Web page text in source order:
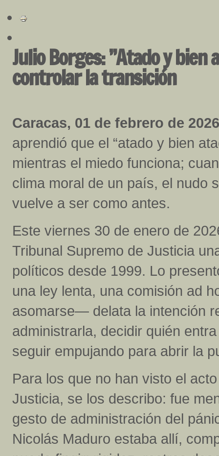
Julio Borges: ”Atado y bien
controlar la transición
Caracas, 01 de febrero de
aprendió que el “atado y bien
mientras el miedo funciona;
clima moral de un país, el nudo
vuelve a ser como antes.
Este viernes 30 de enero de
Tribunal Supremo de Justicia
políticos desde 1999. Lo
una ley lenta, una comisión ad
asomarse— delata la intención
administrarla, decidir quién
seguir empujando para abrir la
Para los que no han visto el
Justicia, se los describo: fue
gesto de administración del
Nicolás Maduro estaba allí,